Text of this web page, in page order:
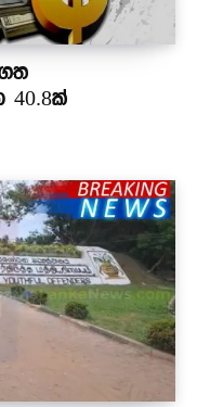
40.8ක්